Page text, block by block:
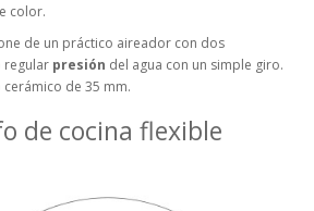
color.
de un práctico aireador con dos
regular presión del agua con un simple giro.
de 35 mm.
de cocina flexible